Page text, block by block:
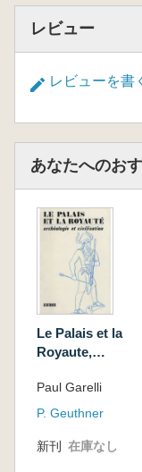
レビュー
レビューを書
あなたへのお
Le Palais et la
Royaute,
Civilisation
Paul Garelli
P. Geuthner
新刊 在庫なし